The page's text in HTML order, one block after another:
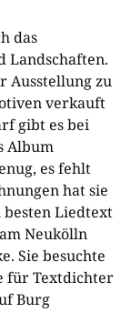
das
Landschaften.
Ausstellung zu
verkauft
gibt es bei
Album
es fehlt
hat sie
Liedtext
Neukölln
Sie besuchte
für Textdichter
Burg